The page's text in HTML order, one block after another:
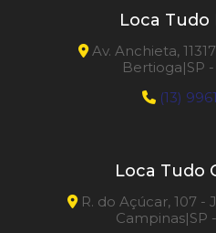
Loca
Av. Anchieta,
Bertioga|SP -
(13)
Loca Tudo
R. do Açúcar, 107 -
Campinas|SP